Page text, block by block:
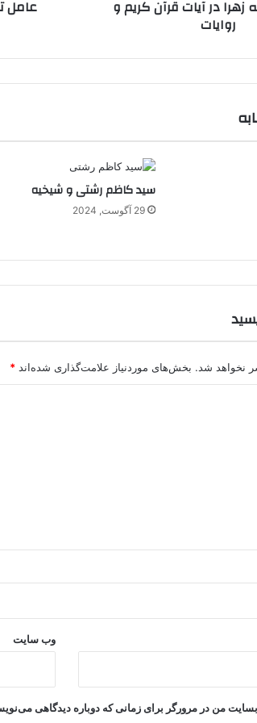
در آیات قرآن کریم و
روایات
قسمت
عامل
سید کاظم رشتی و شیخیه
29 آگوست, 2024
نخواهد شد. بخش‌های موردنیاز علامت‌گذاری شده‌اند *
وب‌ سایت
من در مرورگر برای زمانی که دوباره دیدگاهی